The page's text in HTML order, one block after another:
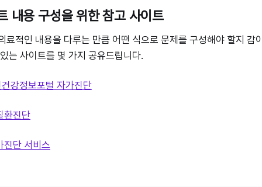
내용 구성을 위한 참고 사이트
료적인 내용을 다루는 만큼 어떤 식으로 문제를 구성해야 할지 감
는 사이트를 몇 가지 공유드립니다.
강정보포털 자가진단
환진단
진단 서비스